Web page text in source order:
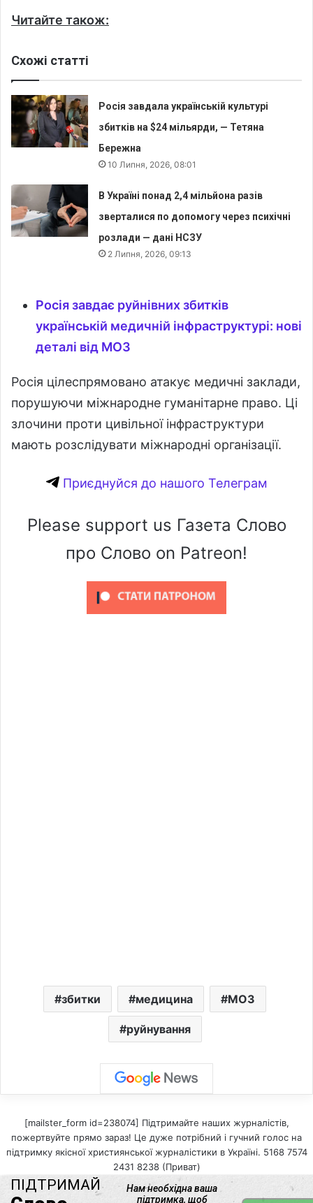
Читайте також:
Схожі статті
Росія завдала українській культурі
збитків на $24 мільярди, — Тетяна
Бережна
10 Липня, 2026, 08:01
В Україні понад 2,4 мільйона разів
зверталися по допомогу через психічні
розлади — дані НСЗУ
2 Липня, 2026, 09:13
Росія завдає руйнівних збитків
українській медичній інфраструктурі: нові
деталі від МОЗ
Росія цілеспрямовано атакує медичні заклади,
порушуючи міжнародне гуманітарне право. Ці
злочини проти цивільної інфраструктури
мають розслідувати міжнародні організації.
Приєднуйся до нашого Телеграм
Please support us Газета Слово
про Слово on Patreon!
збитки медицина МОЗ
руйнування
[mailster_form id=238074] Підтримайте наших журналістів,
пожертвуйте прямо зараз! Це дуже потрібний і гучний голос на
підтримку якісної християнської журналістики в Україні. 5168 7574
2431 8238 (Приват)